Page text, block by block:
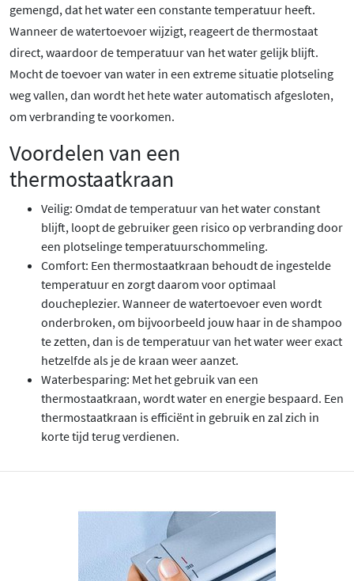
gemengd, dat het water een constante temperatuur heeft.
Wanneer de watertoevoer wijzigt, reageert de thermostaat
direct, waardoor de temperatuur van het water gelijk blijft.
Mocht de toevoer van water in een extreme situatie plotseling
weg vallen, dan wordt het hete water automatisch afgesloten,
om verbranding te voorkomen.
Voordelen van een
thermostaatkraan
Veilig: Omdat de temperatuur van het water constant
blijft, loopt de gebruiker geen risico op verbranding door
een plotselinge temperatuurschommeling.
Comfort: Een thermostaatkraan behoudt de ingestelde
temperatuur en zorgt daarom voor optimaal
doucheplezier. Wanneer de watertoevoer even wordt
onderbroken, om bijvoorbeeld jouw haar in de shampoo
te zetten, dan is de temperatuur van het water weer exact
hetzelfde als je de kraan weer aanzet.
Waterbesparing: Met het gebruik van een
thermostaatkraan, wordt water en energie bespaard. Een
thermostaatkraan is efficiënt in gebruik en zal zich in
korte tijd terug verdienen.